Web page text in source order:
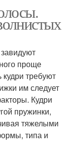
проще
кудри требуют
им следует
Кудри
пружинки,
тяжелыми
типа и